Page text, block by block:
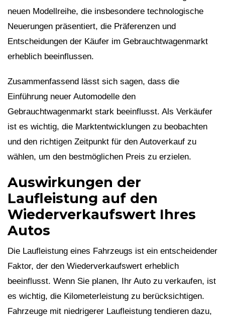
neuen Modellreihe, die insbesondere technologische
Neuerungen präsentiert, die Präferenzen und
Entscheidungen der Käufer im Gebrauchtwagenmarkt
erheblich beeinflussen.
Zusammenfassend lässt sich sagen, dass die
Einführung neuer Automodelle den
Gebrauchtwagenmarkt stark beeinflusst. Als Verkäufer
ist es wichtig, die Marktentwicklungen zu beobachten
und den richtigen Zeitpunkt für den Autoverkauf zu
wählen, um den bestmöglichen Preis zu erzielen.
Auswirkungen der
Laufleistung auf den
Wiederverkaufswert Ihres
Autos
Die Laufleistung eines Fahrzeugs ist ein entscheidender
Faktor, der den Wiederverkaufswert erheblich
beeinflusst. Wenn Sie planen, Ihr Auto zu verkaufen, ist
es wichtig, die Kilometerleistung zu berücksichtigen.
Fahrzeuge mit niedrigerer Laufleistung tendieren dazu,